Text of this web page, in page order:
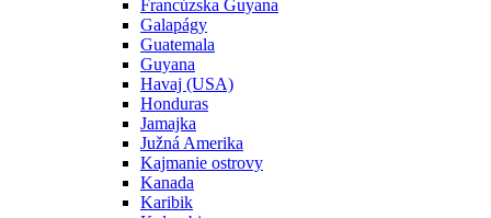
Francúzska Guyana
Galapágy
Guatemala
Guyana
Havaj (USA)
Honduras
Jamajka
Južná Amerika
Kajmanie ostrovy
Kanada
Karibik